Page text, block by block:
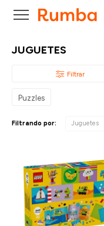

JUGUETES
Puzzles
Filtrando por: Juguetes